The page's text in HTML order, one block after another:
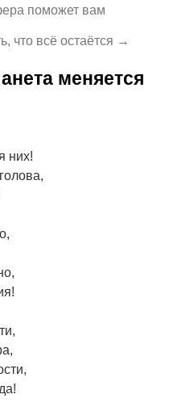
поможет вам
что всё остаётся →
меняется
них!